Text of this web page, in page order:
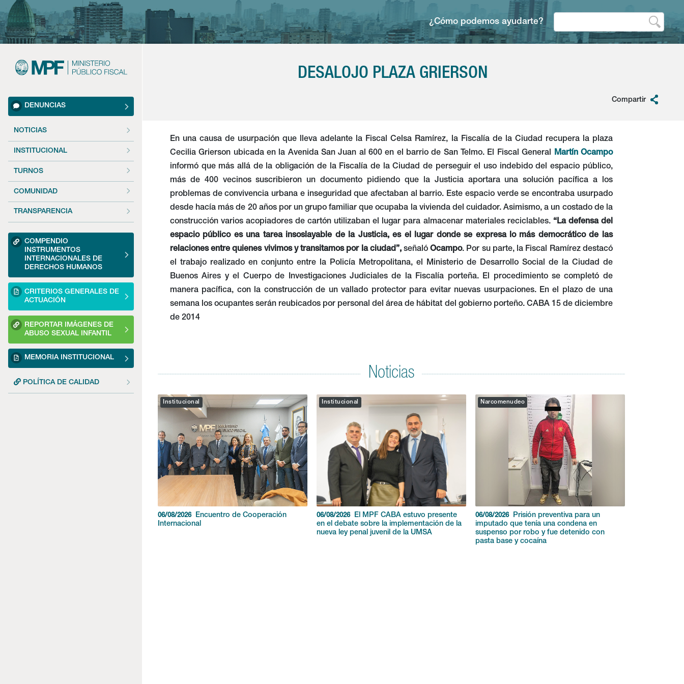
¿Cómo podemos ayudarte?
DENUNCIAS
NOTICIAS
INSTITUCIONAL
TURNOS
COMUNIDAD
TRANSPARENCIA
COMPENDIO
INSTRUMENTOS
INTERNACIONALES DE
DERECHOS HUMANOS
CRITERIOS GENERALES DE
ACTUACIÓN
REPORTAR IMÁGENES DE
ABUSO SEXUAL INFANTIL
MEMORIA INSTITUCIONAL
POLÍTICA DE CALIDAD
DESALOJO PLAZA GRIERSON
Compartir
En una causa de usurpación que lleva adelante la Fiscal Celsa Ramírez, la Fiscalía de la Ciudad recupera la plaza
Cecilia Grierson ubicada en la Avenida San Juan al 600 en el barrio de San Telmo. El Fiscal General Martín Ocampo
informó que más allá de la obligación de la Fiscalía de la Ciudad de perseguir el uso indebido del espacio público,
más de 400 vecinos suscribieron un documento pidiendo que la Justicia aportara una solución pacífica a los
problemas de convivencia urbana e inseguridad que afectaban al barrio. Este espacio verde se encontraba usurpado
desde hacía más de 20 años por un grupo familiar que ocupaba la vivienda del cuidador. Asimismo, a un costado de la
construcción varios acopiadores de cartón utilizaban el lugar para almacenar materiales reciclables. “La defensa del
espacio público es una tarea insoslayable de la Justicia, es el lugar donde se expresa lo más democrático de las
relaciones entre quienes vivimos y transitamos por la ciudad”,señalóOcampo. Por su parte, la Fiscal Ramírez destacó
el trabajo realizado en conjunto entre la Policía Metropolitana, el Ministerio de Desarrollo Social de la Ciudad de
Buenos Aires y el Cuerpo de Investigaciones Judiciales de la Fiscalía porteña. El procedimiento se completó de
manera pacífica, con la construcción de un vallado protector para evitar nuevas usurpaciones. En el plazo de una
semana los ocupantes serán reubicados por personal del área de hábitat del gobierno porteño. CABA 15 de diciembre
de 2014
Noticias
Institucional
06/08/2026
Encuentro de Cooperación
Internacional
Institucional
06/08/2026
El MPF CABA estuvo presente
en el debate sobre la implementación de la
nueva ley penal juvenil de la UMSA
Narcomenudeo
06/08/2026
Prisión preventiva para un
imputado que tenía una condena en
suspenso por robo y fue detenido con
pasta base y cocaína